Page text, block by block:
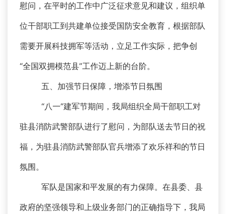
慰问，在平时的工作中广泛征求意见和建议，组织单
位干部职工到共建单位接受国防安全教育，根据部队
需要开展科技拥军等活动，立足工作实际，把争创
“全国双拥模范县”工作迈上新的台阶。
五、加强节日保障，增添节日氛围
“八一”建军节期间，我局组织全局干部职工对
驻县消防武警部队进行了慰问，为部队送去节日的祝
福，为驻县消防武警部队官兵增添了欢乐祥和的节日
氛围。
军队是国家和平发展的有力保障。在县委、县
政府的坚强领导和上级业务部门的正确指导下，我局